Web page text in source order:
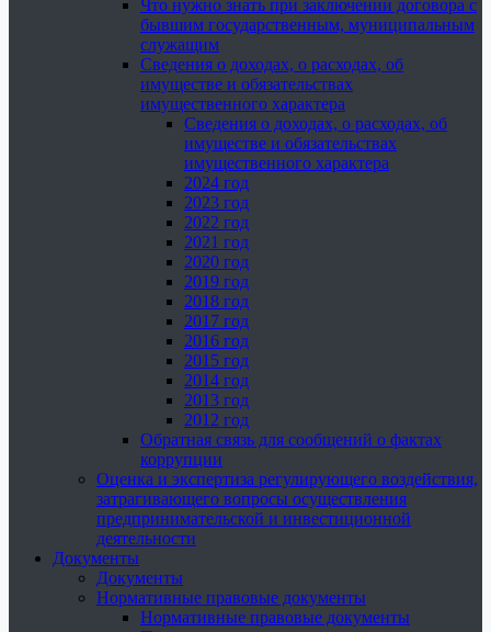
Что нужно знать при заключении договора с
бывшим государственным, муниципальным
служащим
Сведения о доходах, о расходах, об
имуществе и обязательствах
имущественного характера
Сведения о доходах, о расходах, об
имуществе и обязательствах
имущественного характера
2024 год
2023 год
2022 год
2021 год
2020 год
2019 год
2018 год
2017 год
2016 год
2015 год
2014 год
2013 год
2012 год
Обратная связь для сообщений о фактах
коррупции
Оценка и экспертиза регулирующего воздействия,
затрагивающего вопросы осуществления
предпринимательской и инвестиционной
деятельности
Документы
Документы
Нормативные правовые документы
Нормативные правовые документы